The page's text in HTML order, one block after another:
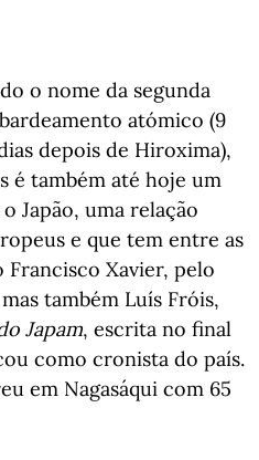
o nome da segunda
atómico (9
depois de Hiroxima),
é também até hoje um
Japão, uma relação
e que tem entre as
Francisco Xavier, pelo
também Luís Fróis,
Japam, escrita no final
como cronista do país.
em Nagasáqui com 65